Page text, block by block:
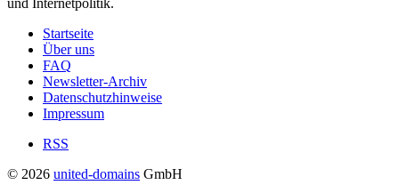
und Internetpolitik.
Startseite
Über uns
FAQ
Newsletter-Archiv
Datenschutzhinweise
Impressum
RSS
© 2026 united-domains GmbH